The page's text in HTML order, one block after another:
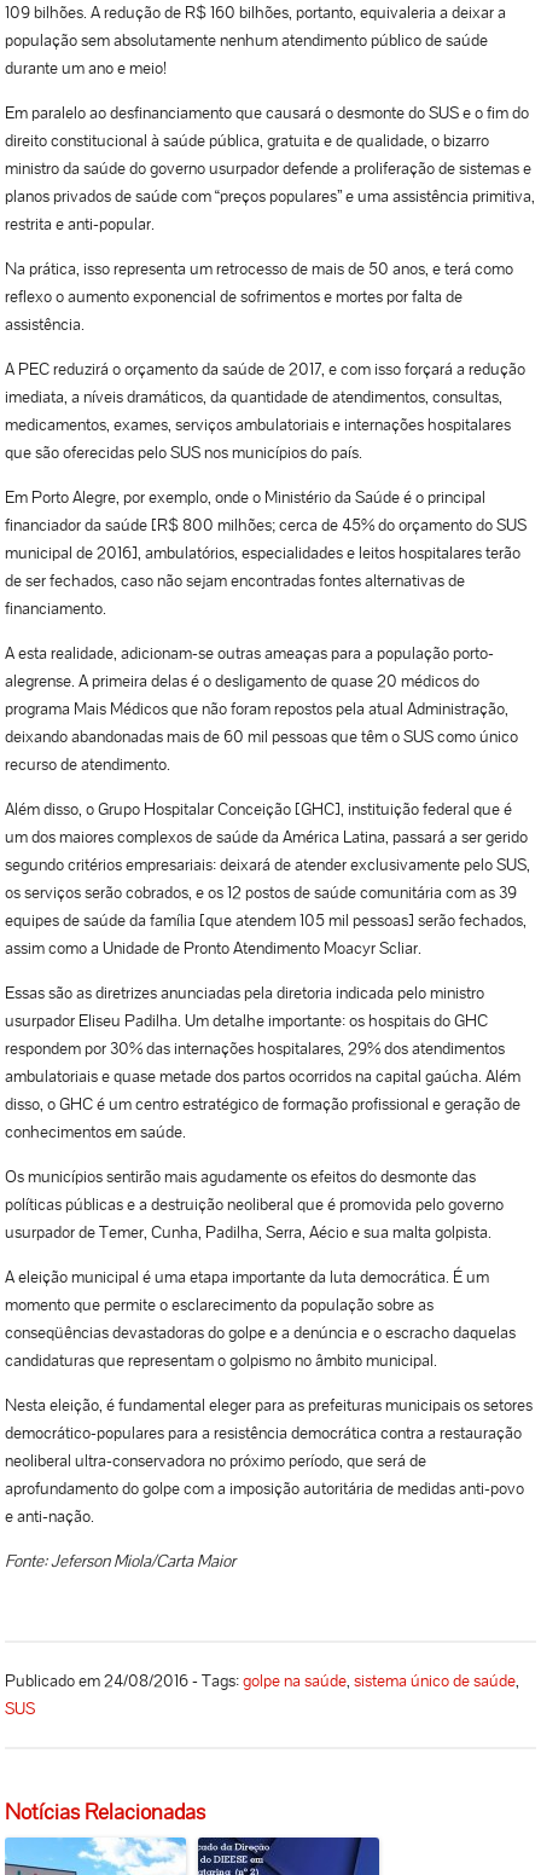
109 bilhões. A redução de R$ 160 bilhões, portanto, equivaleria a deixar a
população sem absolutamente nenhum atendimento público de saúde
durante um ano e meio!
Em paralelo ao desfinanciamento que causará o desmonte do SUS e o fim do
direito constitucional à saúde pública, gratuita e de qualidade, o bizarro
ministro da saúde do governo usurpador defende a proliferação de sistemas e
planos privados de saúde com “preços populares” e uma assistência primitiva,
restrita e anti-popular.
Na prática, isso representa um retrocesso de mais de 50 anos, e terá como
reflexo o aumento exponencial de sofrimentos e mortes por falta de
assistência.
A PEC reduzirá o orçamento da saúde de 2017, e com isso forçará a redução
imediata, a níveis dramáticos, da quantidade de atendimentos, consultas,
medicamentos, exames, serviços ambulatoriais e internações hospitalares
que são oferecidas pelo SUS nos municípios do país.
Em Porto Alegre, por exemplo, onde o Ministério da Saúde é o principal
financiador da saúde [R$ 800 milhões; cerca de 45% do orçamento do SUS
municipal de 2016], ambulatórios, especialidades e leitos hospitalares terão
de ser fechados, caso não sejam encontradas fontes alternativas de
financiamento.
A esta realidade, adicionam-se outras ameaças para a população porto-
alegrense. A primeira delas é o desligamento de quase 20 médicos do
programa Mais Médicos que não foram repostos pela atual Administração,
deixando abandonadas mais de 60 mil pessoas que têm o SUS como único
recurso de atendimento.
Além disso, o Grupo Hospitalar Conceição [GHC], instituição federal que é
um dos maiores complexos de saúde da América Latina, passará a ser gerido
segundo critérios empresariais: deixará de atender exclusivamente pelo SUS,
os serviços serão cobrados, e os 12 postos de saúde comunitária com as 39
equipes de saúde da família [que atendem 105 mil pessoas] serão fechados,
assim como a Unidade de Pronto Atendimento Moacyr Scliar.
Essas são as diretrizes anunciadas pela diretoria indicada pelo ministro
usurpador Eliseu Padilha. Um detalhe importante: os hospitais do GHC
respondem por 30% das internações hospitalares, 29% dos atendimentos
ambulatoriais e quase metade dos partos ocorridos na capital gaúcha. Além
disso, o GHC é um centro estratégico de formação profissional e geração de
conhecimentos em saúde.
Os municípios sentirão mais agudamente os efeitos do desmonte das
políticas públicas e a destruição neoliberal que é promovida pelo governo
usurpador de Temer, Cunha, Padilha, Serra, Aécio e sua malta golpista.
A eleição municipal é uma etapa importante da luta democrática. É um
momento que permite o esclarecimento da população sobre as
conseqüências devastadoras do golpe e a denúncia e o escracho daquelas
candidaturas que representam o golpismo no âmbito municipal.
Nesta eleição, é fundamental eleger para as prefeituras municipais os setores
democrático-populares para a resistência democrática contra a restauração
neoliberal ultra-conservadora no próximo período, que será de
aprofundamento do golpe com a imposição autoritária de medidas anti-povo
e anti-nação.
Fonte: Jeferson Miola/Carta Maior
Publicado em 24/08/2016 - Tags:golpe na saúde,sistema único de saúde,
SUS
Notícias Relacionadas